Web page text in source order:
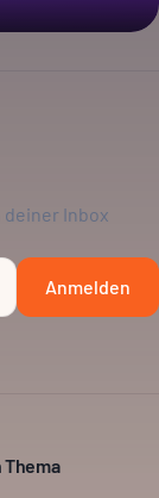
deiner Inbox
Anmelden
Thema